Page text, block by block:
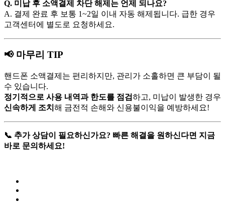
Q. 미납 후 소액결제 차단 해제는 언제 되나요?
A. 결제 완료 후 보통 1~2일 이내 자동 해제됩니다. 급한 경우
고객센터에 별도로 요청하세요.
📢 마무리 TIP
핸드폰 소액결제는 편리하지만, 관리가 소홀하면 큰 부담이 될
수 있습니다.
정기적으로 사용 내역과 한도를 점검하고, 미납이 발생한 경우
신속하게 조치 해 금전적 손해와 신용불이익을 예방하세요!
📞 추가 상담이 필요하신가요? 빠른 해결을 원하신다면 지금
바로 문의하세요!